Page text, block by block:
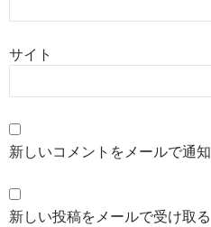
サイト
新しいコメントをメールで通知
新しい投稿をメールで受け取る